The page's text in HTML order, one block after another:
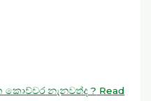
කොච්චර නැනවත්ද ? Read